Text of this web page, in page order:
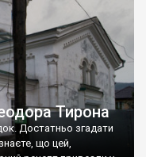
Тирона
Достатньо згадати
що цей,